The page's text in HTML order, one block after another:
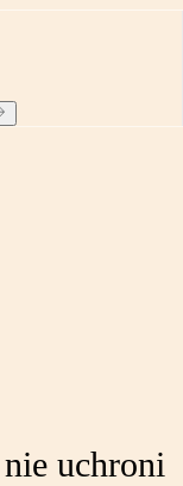
uchroni